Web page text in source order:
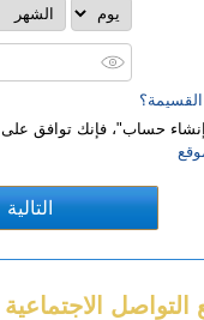
حساب‏"، فإنك توافق على
الاجتماعية